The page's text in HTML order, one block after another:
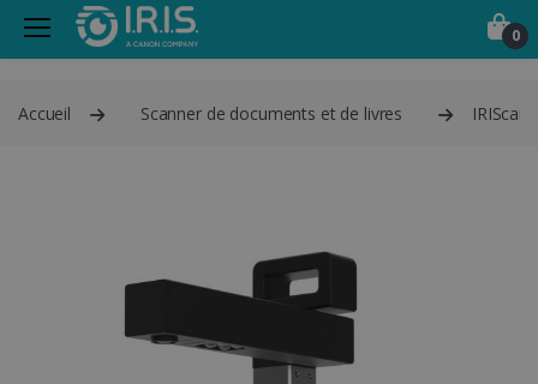
0
Accueil Scanner de documents et de livres IRIScan